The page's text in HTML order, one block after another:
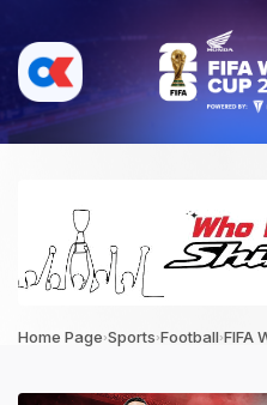
Home Page›Sports›Football›FIFA